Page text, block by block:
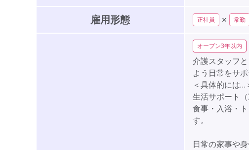
雇用形態 正社員 ✕ 常勤
オープン3年以内
介護スタッフ
よう日常をサ
＜具体的には…
生活サポート（
食事・入浴・
す。
日常の家事や